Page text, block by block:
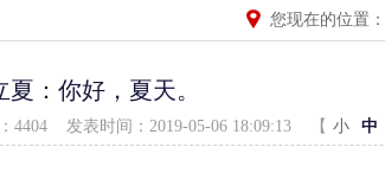
您现在的位置：
夏：你好，夏天。
4404 发表时间：2019-05-06 18:09:13 【 小 中